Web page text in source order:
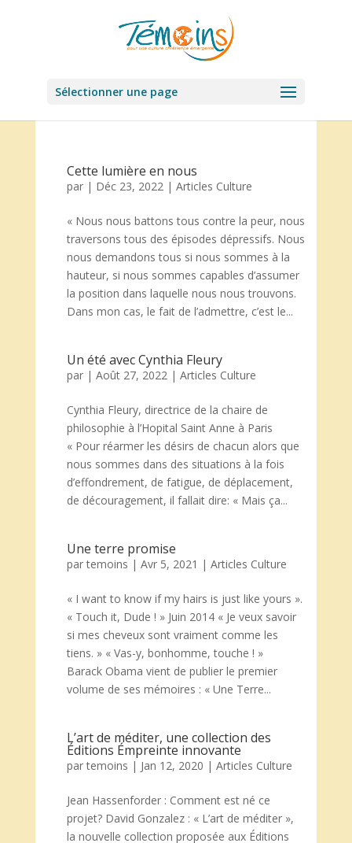
Sélectionner une page
Cette lumière en nous
par | Déc 23, 2022| Articles Culture
« Nous nous battons tous contre la peur, nous
traversons tous des épisodes dépressifs. Nous
nous demandons tous si nous sommes à la
hauteur, si nous sommes capables d’assumer
la position dans laquelle nous nous trouvons.
Dans mon cas, le fait de l’admettre, c’est le...
Un été avec Cynthia Fleury
par | Août 27, 2022| Articles Culture
Cynthia Fleury, directrice de la chaire de
philosophie à l’Hopital Saint Anne à Paris
« Pour réarmer les désirs de chacun alors que
nous sommes dans des situations à la fois
d’effondrement, de fatigue, de déplacement,
de découragement, il fallait dire: « Mais ça...
Une terre promise
partemoins | Avr 5, 2021 | Articles Culture
« I want to know if my hairs is just like yours ».
« Touch it, Dude ! » Juin 2014 « Je veux savoir
si mes cheveux sont vraiment comme les
tiens. » « Vas-y, bonhomme, touche ! »
Barack Obama vient de publier le premier
volume de ses mémoires : « Une Terre...
L’art de méditer, une collection des
Éditions Émpreinte innovante
partemoins | Jan 12, 2020 | Articles Culture
Jean Hassenforder : Comment est né ce
projet? David Gonzalez : « L’art de méditer »,
la nouvelle collection proposée aux Éditions